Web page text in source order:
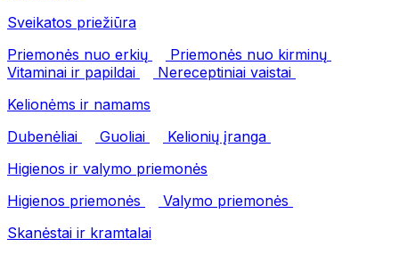
Sveikatos priežiūra
Priemonės nuo erkių
Priemonės nuo kirminų
Vitaminai ir papildai
Nereceptiniai vaistai
Kelionėms ir namams
Dubenėliai
Guoliai
Kelionių įranga
Higienos ir valymo priemonės
Higienos priemonės
Valymo priemonės
Skanėstai ir kramtalai